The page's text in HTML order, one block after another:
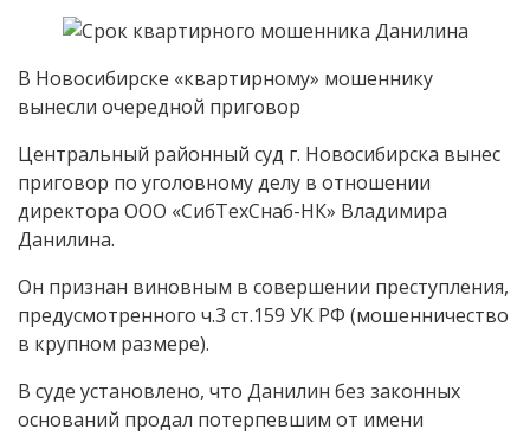
В Новосибирске «квартирному» мошеннику
вынесли очередной приговор
Центральный районный суд г. Новосибирска вынес
приговор по уголовному делу в отношении
директора ООО «СибТехСнаб-НК» Владимира
Данилина.
Он признан виновным в совершении преступления,
предусмотренного ч.3 ст.159 УК РФ (мошенничество
в крупном размере).
В суде установлено, что Данилин без законных
оснований продал потерпевшим от имени